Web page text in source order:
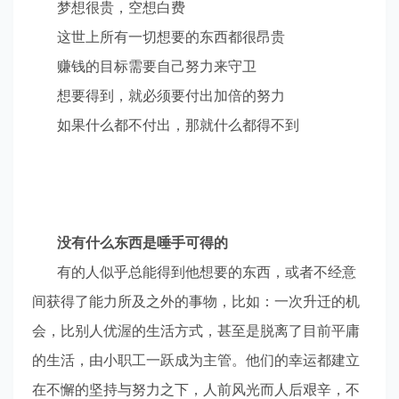
梦想很贵，空想白费
这世上所有一切想要的东西都很昂贵
赚钱的目标需要自己努力来守卫
想要得到，就必须要付出加倍的努力
如果什么都不付出，那就什么都得不到
没有什么东西是唾手可得的
有的人似乎总能得到他想要的东西，或者不经意
间获得了能力所及之外的事物，比如：一次升迁的机
会，比别人优渥的生活方式，甚至是脱离了目前平庸
的生活，由小职工一跃成为主管。他们的幸运都建立
在不懈的坚持与努力之下，人前风光而人后艰辛，不